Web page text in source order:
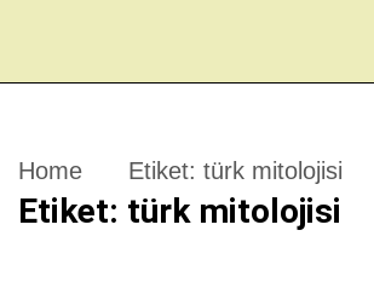
Home Etiket: türk mitolojisi
Etiket: türk mitolojisi